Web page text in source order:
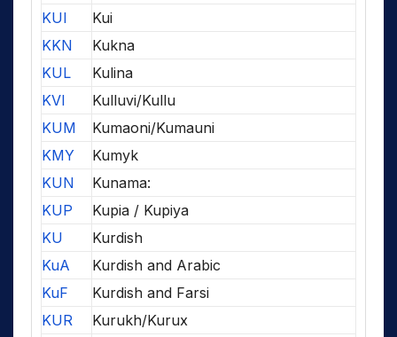
KUI
Kui
KKN
Kukna
KUL
Kulina
KVI
Kulluvi/Kullu
KUM
Kumaoni/Kumauni
KMY
Kumyk
KUN
Kunama:
KUP
Kupia / Kupiya
KU
Kurdish
KuA
Kurdish and Arabic
KuF
Kurdish and Farsi
KUR
Kurukh/Kurux